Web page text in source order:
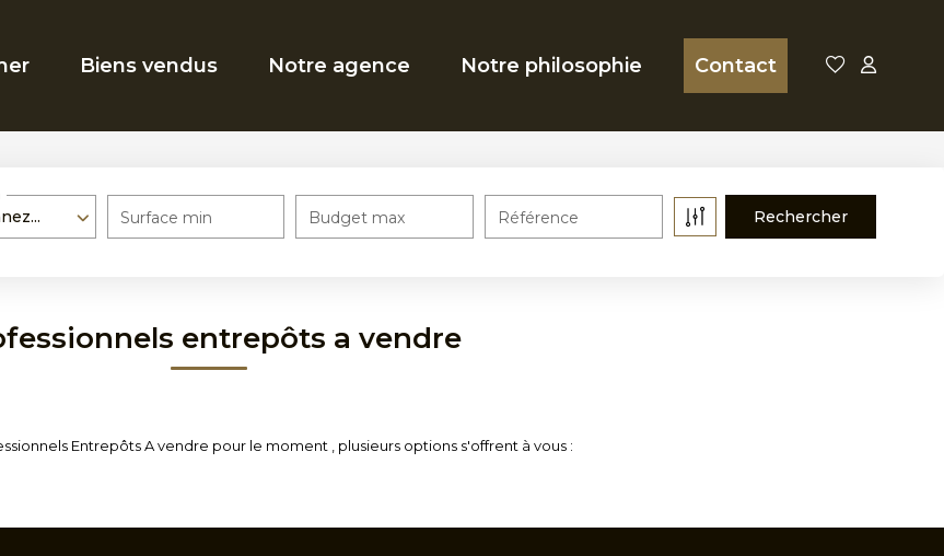
Biens vendus Notre agence Notre philosophie Contact
Surface min Budget max Référence
entrepôts a vendre
Entrepôts A vendre pour le moment , plusieurs options s'offrent à vous :